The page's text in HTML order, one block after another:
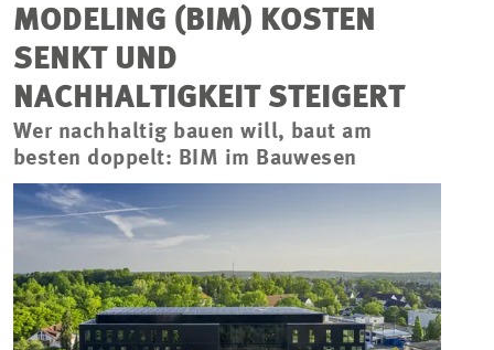
MODELING (BIM) KOSTEN
SENKT UND
NACHHALTIGKEIT STEIGERT
Wer nachhaltig bauen will, baut am
besten doppelt: BIM im Bauwesen